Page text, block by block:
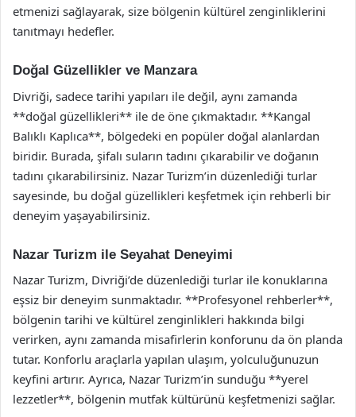
etmenizi sağlayarak, size bölgenin kültürel zenginliklerini
tanıtmayı hedefler.
Doğal Güzellikler ve Manzara
Divriği, sadece tarihi yapıları ile değil, aynı zamanda
**doğal güzellikleri** ile de öne çıkmaktadır. **Kangal
Balıklı Kaplıca**, bölgedeki en popüler doğal alanlardan
biridir. Burada, şifalı suların tadını çıkarabilir ve doğanın
tadını çıkarabilirsiniz. Nazar Turizm’in düzenlediği turlar
sayesinde, bu doğal güzellikleri keşfetmek için rehberli bir
deneyim yaşayabilirsiniz.
Nazar Turizm ile Seyahat Deneyimi
Nazar Turizm, Divriği’de düzenlediği turlar ile konuklarına
eşsiz bir deneyim sunmaktadır. **Profesyonel rehberler**,
bölgenin tarihi ve kültürel zenginlikleri hakkında bilgi
verirken, aynı zamanda misafirlerin konforunu da ön planda
tutar. Konforlu araçlarla yapılan ulaşım, yolculuğunuzun
keyfini artırır. Ayrıca, Nazar Turizm’in sunduğu **yerel
lezzetler**, bölgenin mutfak kültürünü keşfetmenizi sağlar.